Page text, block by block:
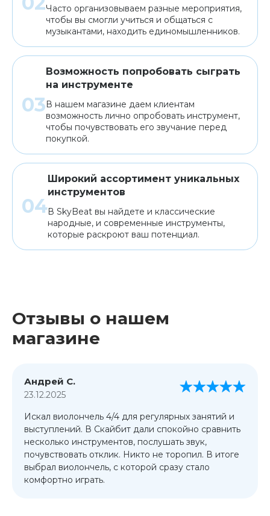
Часто организовываем разные мероприятия,
чтобы вы смогли учиться и общаться с
музыкантами, находить единомышленников.
Возможность попробовать сыграть
на инструменте
В нашем магазине даем клиентам
возможность лично опробовать инструмент,
чтобы почувствовать его звучание перед
покупкой.
Широкий ассортимент уникальных
инструментов
В SkyBeat вы найдете и классические
народные, и современные инструменты,
которые раскроют ваш потенциал.
Отзывы о нашем
магазине
Андрей С.
23.12.2025
Искал виолончель 4/4 для регулярных занятий и
выступлений. В Скайбит дали спокойно сравнить
несколько инструментов, послушать звук,
почувствовать отклик. Никто не торопил. В итоге
выбрал виолончель, с которой сразу стало
комфортно играть.